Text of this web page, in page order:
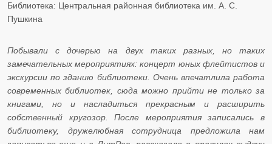
Библиотека: Центральная районная библиотека им. А. С.
Пушкина
Побывали с дочерью на двух таких разных, но таких
замечательных мероприятиях: концерт юных флейтистов и
экскурсии по зданию библиотеки. Очень впечатлила работа
современных библиотек, сюда можно прийти не только за
книгами, но и насладиться прекрасным и расширить
собственный кругозор. После мероприятия записались в
библиотеку, дружелюбная сотрудница предложила нам